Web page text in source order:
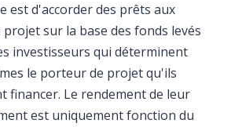
est d'accorder des prêts aux
sur la base des fonds levés
investisseurs qui déterminent
le porteur de projet qu'ils
financer. Le rendement de leur
est uniquement fonction du